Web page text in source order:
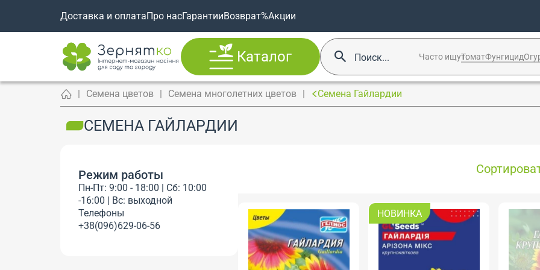
Доставка и оплатаПро насГарантииВозврат%Акции
Каталог Часто ищут:ТоматФунгицид
Семена цветов Семена многолетних цветов Семена Гайлардии
СЕМЕНА ГАЙЛАРДИИ
Режим работы
Пн-Пт: 9:00 - 18:00 | Сб: 10:00
-16:00 | Вс: выходной
Телефоны
+38(096)629-06-56
НОВИНКА